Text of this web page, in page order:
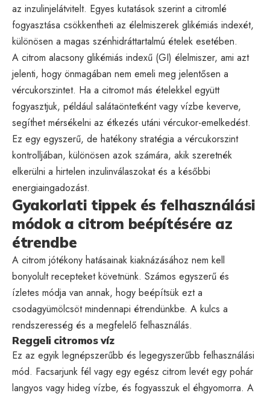
az inzulinjelátvitelt. Egyes kutatások szerint a citromlé
fogyasztása csökkentheti az élelmiszerek glikémiás indexét,
különösen a magas szénhidráttartalmú ételek esetében.
A citrom alacsony glikémiás indexű (GI) élelmiszer, ami azt
jelenti, hogy önmagában nem emeli meg jelentősen a
vércukorszintet. Ha a citromot más ételekkel együtt
fogyasztjuk, például salátaöntetként vagy vízbe keverve,
segíthet mérsékelni az étkezés utáni vércukor-emelkedést.
Ez egy egyszerű, de hatékony stratégia a vércukorszint
kontrolljában, különösen azok számára, akik szeretnék
elkerülni a hirtelen inzulinválaszokat és a későbbi
energiaingadozást.
Gyakorlati tippek és felhasználási
módok a citrom beépítésére az
étrendbe
A citrom jótékony hatásainak kiaknázásához nem kell
bonyolult recepteket követnünk. Számos egyszerű és
ízletes módja van annak, hogy beépítsük ezt a
csodagyümölcsöt mindennapi étrendünkbe. A kulcs a
rendszeresség és a megfelelő felhasználás.
Reggeli citromos víz
Ez az egyik legnépszerűbb és legegyszerűbb felhasználási
mód. Facsarjunk fél vagy egy egész citrom levét egy pohár
langyos vagy hideg vízbe, és fogyasszuk el éhgyomorra. A